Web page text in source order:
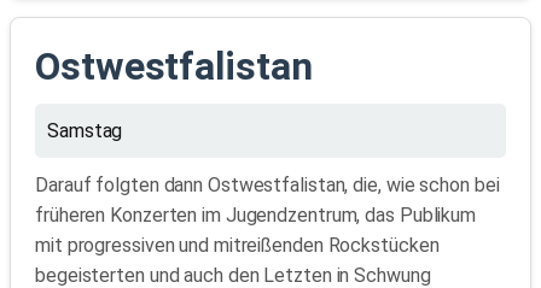
Ostwestfalistan
Samstag
Darauf folgten dann Ostwestfalistan, die, wie schon bei
früheren Konzerten im Jugendzentrum, das Publikum
mit progressiven und mitreißenden Rockstücken
begeisterten und auch den Letzten in Schwung